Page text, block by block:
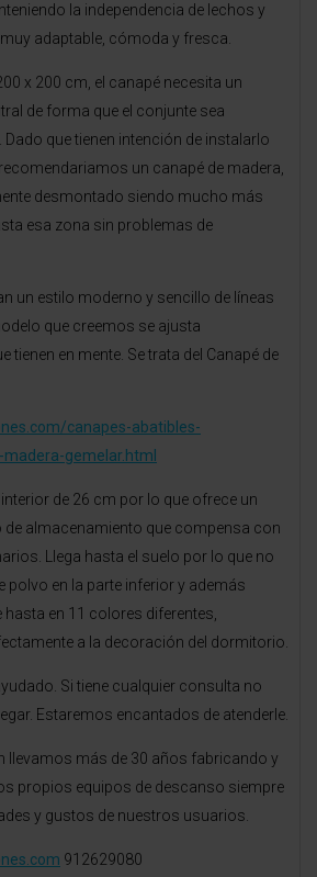
la independencia de lechos y
adaptable, cómoda y fresca.
x 200 cm, el canapé necesita un
de forma que el conjunte sea
Dado que tienen intención de instalarlo
un canapé de madera,
desmontado siendo mucho más
esa zona sin problemas de
un estilo moderno y sencillo de líneas
que creemos se ajusta
tienen en mente. Se trata del Canapé de
canapes-abatibles-
gemelar.html
de 26 cm por lo que ofrece un
almacenamiento que compensa con
Llega hasta el suelo por lo que no
polvo en la parte inferior y además
en 11 colores diferentes,
a la decoración del dormitorio.
Si tiene cualquier consulta no
Estaremos encantados de atenderle.
llevamos más de 30 años fabricando y
propios equipos de descanso siempre
y gustos de nuestros usuarios.
912629080